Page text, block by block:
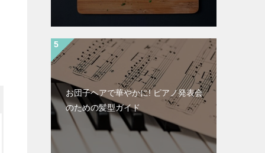
お団子ヘアで華やかに! ピアノ発表会
のための髪型ガイド